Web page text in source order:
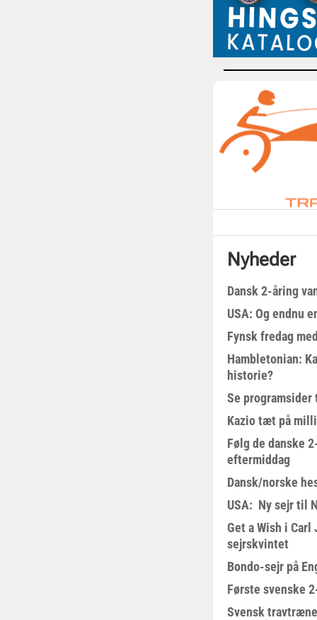
Nyheder
Dansk 2-åring
USA: Og endnu
Fynsk fredag
Hambletonian:
historie?
Se
Kazio tæt på
Følg de danske
eftermiddag
Dansk/norske
USA: Ny sejr til
Get a Wish i Carl
sejrskvintet
Bondo-sejr på
Første svenske
Svensk